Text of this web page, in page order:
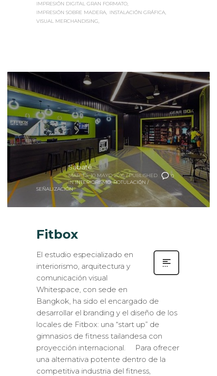
IMPRESIÓN DIGITAL GRAN FORMATO
IMPRESIÓN SOBRE MADERA
INSTALACIÓN GRÁFICA
VISUAL MERCHANDISING
0
Sabaté
MARTES, 10 MAYO 2016 / PUBLISHED
IN INTERIORISMO,ROTULACIÓN /
SEÑALIZACIÓN
Fitbox
El estudio especializado en
interiorismo, arquitectura y
comunicación visual
Whitespace, con sede en
Bangkok, ha sido el encargado de
desarrollar el branding y el diseño de los
locales de Fitbox: una “start up” de
gimnasios de fitness tailandesa con
proyección internacional. Para ofrecer
una alternativa potente dentro de la
competitiva industria del fitness,